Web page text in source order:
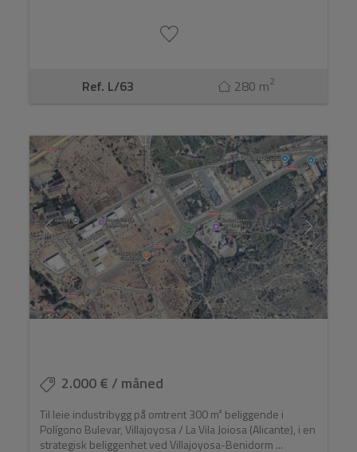
Ref. L/63 280 m2
2.000 € / måned
Til leie industribygg på omtrent 300 m² beliggende i
Polígono Bulevar, Villajoyosa / La Vila Joiosa (Alicante), i en
strategisk beliggenhet ved Villajoyosa-Benidorm ...